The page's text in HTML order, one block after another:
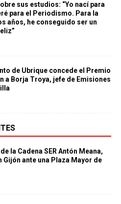
sus estudios: “Yo nací para
para el Periodismo. Para la
años, he conseguido ser un
de Ubrique concede el Premio
a Borja Troya, jefe de Emisiones
la Cadena SER Antón Meana,
Gijón ante una Plaza Mayor de